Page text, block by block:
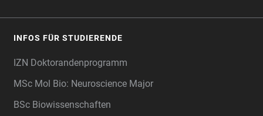
INFOS FÜR STUDIERENDE
IZN Doktorandenprogramm
MSc Mol Bio: Neuroscience Major
BSc Biowissenschaften